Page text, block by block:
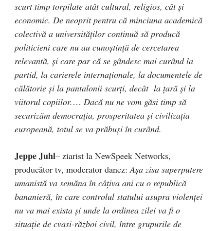
scurt timp torpilate atât cultural, religios, cât şi
economic. De neoprit pentru că minciuna academică
colectivă a universităţilor continuă să producă
politicieni care nu au cunoştinţă de cercetarea
relevantă, şi care par că se gândesc mai curând la
partid, la carierele internaţionale, la documentele de
călătorie şi la pantalonii scurţi, decât la ţară şi la
viitorul copiilor.… Dacă nu ne vom găsi timp să
securizăm democraţia, prosperitatea şi civilizaţia
europeană, totul se va prăbuşi în curând.
Jeppe Juhl– ziarist la NewSpeek Networks,
producător tv, moderator danez:Aşa zisa superputere
umanistă va semăna în câţiva ani cu o republică
bananieră, în care controlul statului asupra violenţei
nu va mai exista şi unde la ordinea zilei va fi o
situaţie de cvasi-război civil, între grupurile de